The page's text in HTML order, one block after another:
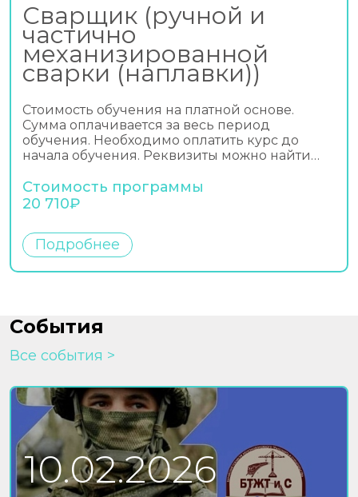
Сварщик (ручной и
частично
механизированной
сварки (наплавки))
Стоимость обучения на платной основе.
Сумма оплачивается за весь период
обучения. Необходимо оплатить курс до
начала обучения. Реквизиты можно найти…
Стоимость программы
20 710₽
Подробнее
События
Все события
10.02.2026